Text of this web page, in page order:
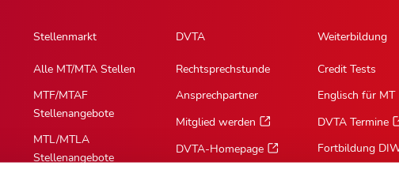
Stellenmarkt
Alle MT/MTA Stellen
MTF/MTAF
Stellenangebote
MTL/MTLA
Stellenangebote
DVTA
Rechtsprechstunde
Ansprechpartner
Mitglied werden
DVTA-Homepage
Weiterbildung
Credit Tests
Englisch für MT
DVTA Termine
Fortbildung